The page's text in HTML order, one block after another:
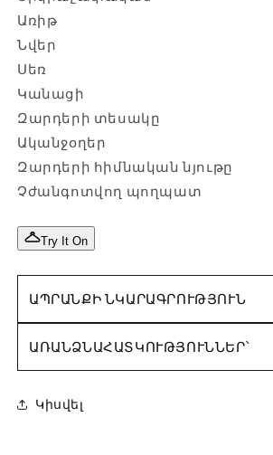
Առիթ
Նվեր
Սեռ
Կանացի
Զարդերի տեսակը
Ականջօղեր
Զարդերի հիմնական նյութը
Չժանգոտվող պողպատ
Try It On
ԱՊՐԱՆՔԻ ՆԿԱՐԱԳՐՈՒԹՅՈՒՆ
ԱՌԱՆՁՆԱՀԱՏԿՈՒԹՅՈՒՆՆԵՐ՝
Կիսվել